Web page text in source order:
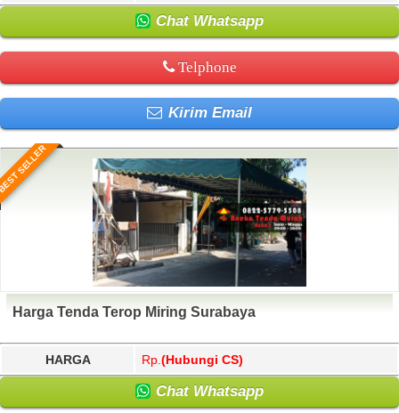
Chat Whatsapp
Telphone
Kirim Email
SELLER
Harga Tenda Terop Miring Surabaya
HARGA Rp. (Hubungi CS)
Chat Whatsapp